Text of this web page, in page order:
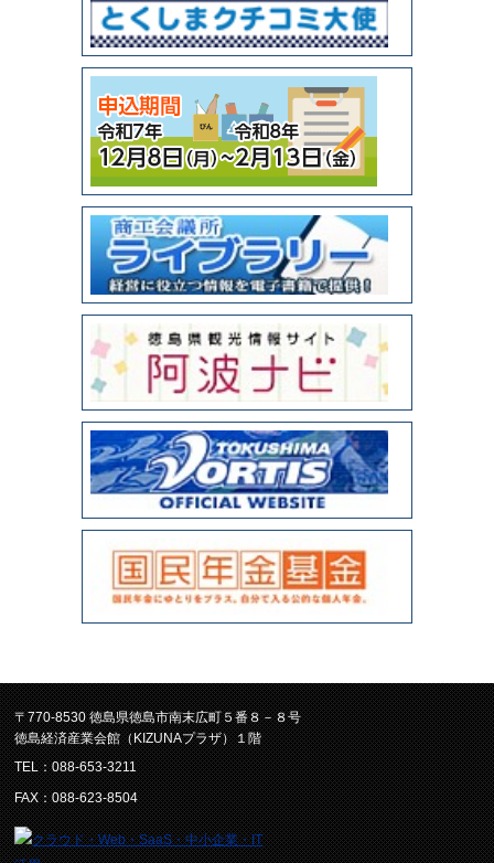
〒770-8530 徳島県徳島市南末広町５番８－８号
徳島経済産業会館（KIZUNAプラザ）１階
TEL：088-653-3211
FAX：088-623-8504